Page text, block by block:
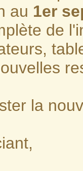
au 1er
de
la